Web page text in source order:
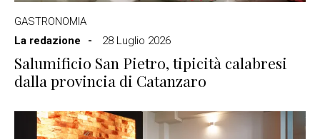
GASTRONOMIA
La redazione
28 Luglio 2026
Salumificio San Pietro, tipicità calabresi
dalla provincia di Catanzaro